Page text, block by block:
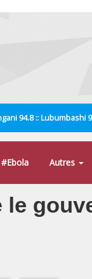
94.8 ::
#Ebola Autres
le